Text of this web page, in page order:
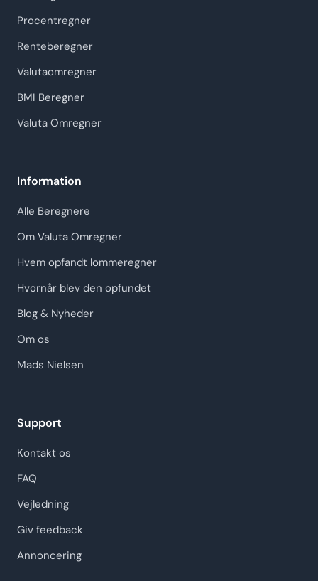
Procentregner
Renteberegner
Valutaomregner
BMI Beregner
Valuta Omregner
Information
Alle Beregnere
Om Valuta Omregner
Hvem opfandt lommeregner
Hvornår blev den opfundet
Blog & Nyheder
Om os
Mads Nielsen
Support
Kontakt os
FAQ
Vejledning
Giv feedback
Annoncering